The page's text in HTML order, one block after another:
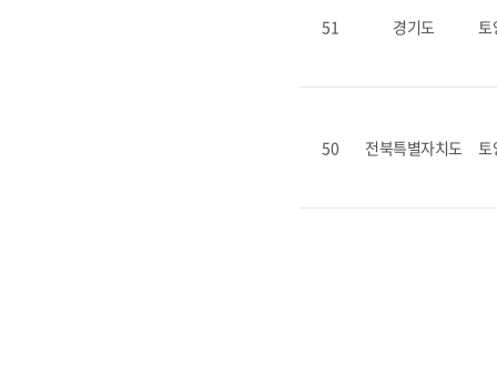
51 경기도 토
50 전북특별자치도 토